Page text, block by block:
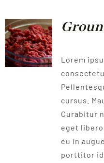
NOTICIES
CONTACTE
Lorem
cursus.
Curabitur
eget
eu in
porttitor id